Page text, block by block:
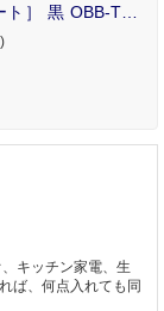
］ 黒 OBB-TPK
キッチン家電、生
ば、何点入れても同